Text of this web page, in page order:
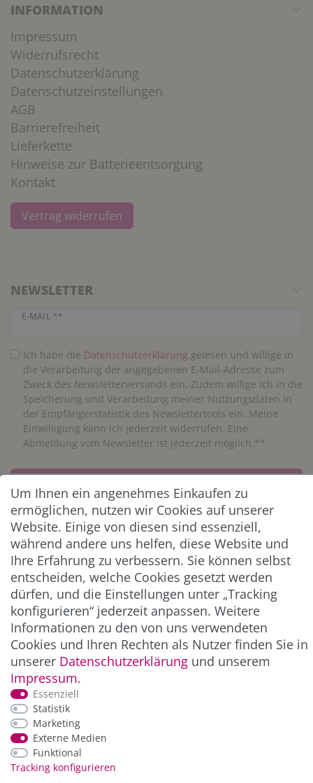
INFORMATION
Impressum
Widerrufsrecht
Datenschutzerklärung
Datenschutzeinstellungen
AGB
Barrierefreiheit
Lieferkette
Hinweise zur Batterieentsorgung
Kontakt
Vertrag widerrufen
NEWSLETTER
E-MAIL **
Newsletter Honig
Ich habe die Daten­schutz­erklärung gelesen und willige in
die Verarbeitung der angegebenen E-Mail-Adresse zum
Zweck des Newsletterversands ein. Zudem willige ich in die
Speicherung und Verarbeitung meiner Nutzungsdaten in
der Empfängerstatistik des Newslettertools ein. Meine
Einwilligung kann ich jederzeit widerrufen. Eine
Abmeldung vom Newsletter ist jederzeit möglich.**
** Hierbei handelt es sich um ein Pflichtfeld.
ZAHLUNG & VERSAND
*Alle Preise inkl. der gesetzl. MwSt. zzgl.
und Versandkosten
Um Ihnen ein angenehmes Einkaufen zu
ermöglichen, nutzen wir Cookies auf unserer
Website. Einige von diesen sind essenziell,
während andere uns helfen, diese Website und
Ihre Erfahrung zu verbessern. Sie können selbst
entscheiden, welche Cookies gesetzt werden
dürfen, und die Einstellungen unter „Tracking
konfigurieren“ jederzeit anpassen. Weitere
Informationen zu den von uns verwendeten
Cookies und Ihren Rechten als Nutzer finden Sie in
unserer Daten­schutz­erklärung und unserem
Impressum.
Essenziell
Statistik
Marketing
Externe Medien
Funktional
Tracking konfigurieren
© Copyright 2026 Alle Rechte vorbehalten. |